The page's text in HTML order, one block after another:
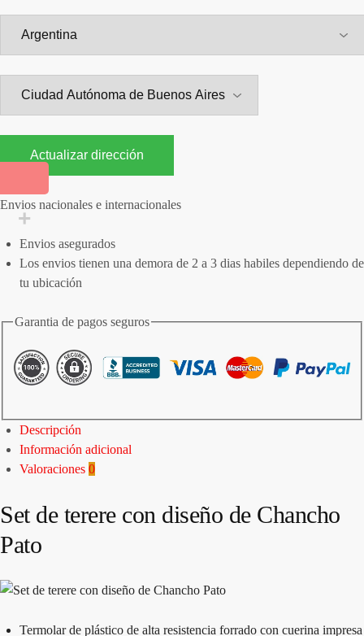
Actualizar dirección
Envios nacionales e internacionales
Envios asegurados
Los envios tienen una demora de 2 a 3 dias habiles dependiendo de
tu ubicación
Garantia de pagos seguros
Descripción
Información adicional
Valoraciones 0
Set de terere con diseño de Chancho
Pato
Termolar de plástico de alta resistencia forrado con cuerina impresa